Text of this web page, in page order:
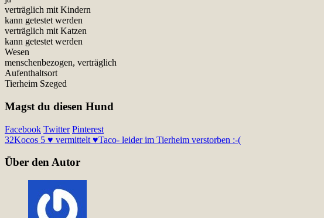
verträglich mit Kindern
kann getestet werden
verträglich mit Katzen
kann getestet werden
Wesen
menschenbezogen, verträglich
Aufenthaltsort
Tierheim Szeged
Magst du diesen Hund
Facebook Twitter Pinterest
32Kocos 5 ♥ vermittelt ♥Taco- leider im Tierheim verstorben :-(
Über den Autor